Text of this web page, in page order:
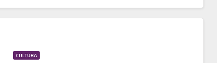
CULTURA